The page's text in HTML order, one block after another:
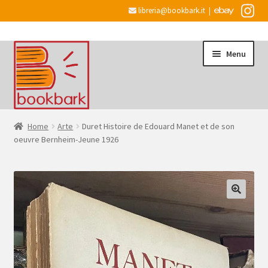
libreria@bookbark.it |
Vai
alla
navigazione
Vai
al
contenuto
Menu
Home
il
menu
child
Desiderata
Checkout
Account
Espandi
il
Home Arte
Duret Histoire de Edouard Manet et de son
oeuvre Bernheim-Jeune 1926